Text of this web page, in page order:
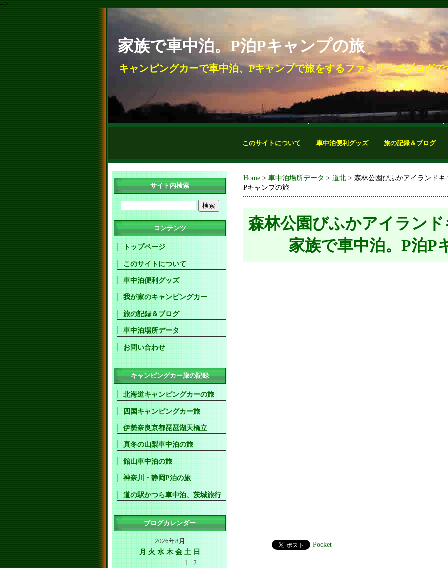
-->
家族で車中泊。P泊Pキャンプの旅
キャンピングカーで車中泊、Pキャンプで旅をするファミリーのブログで
このサイトについて 車中泊便利グッズ 旅の記録＆ブログ
Home > 車中泊場所データ > 道北 > 森林公園びふかアイランド
Pキャンプの旅
森林公園びふかアイラン
家族で車中泊。P泊P
Pocket
サイト内検索
コンテンツ
トップページ
このサイトについて
車中泊便利グッズ
我が家のキャンピングカー
旅の記録＆ブログ
車中泊場所データ
お問い合わせ
キャンピングカー旅の記録
北海道キャンピングカーの旅
四国キャンピングカー旅
伊勢奈良京都琵琶湖天橋立
真冬の山梨車中泊の旅
館山車中泊の旅
神奈川・静岡P泊の旅
道の駅かつら車中泊、茨城旅行
ブログカレンダー
2026年8月
月 火 水 木 金 土 日
1
2